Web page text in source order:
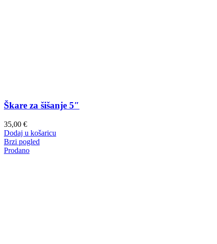
Škare za šišanje 5″
35,00 €
Dodaj u košaricu
Brzi pogled
Prodano